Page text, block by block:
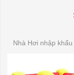
Nhà Hơi nhập